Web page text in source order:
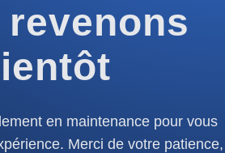
revenons
en maintenance pour vous
Merci de votre patience,